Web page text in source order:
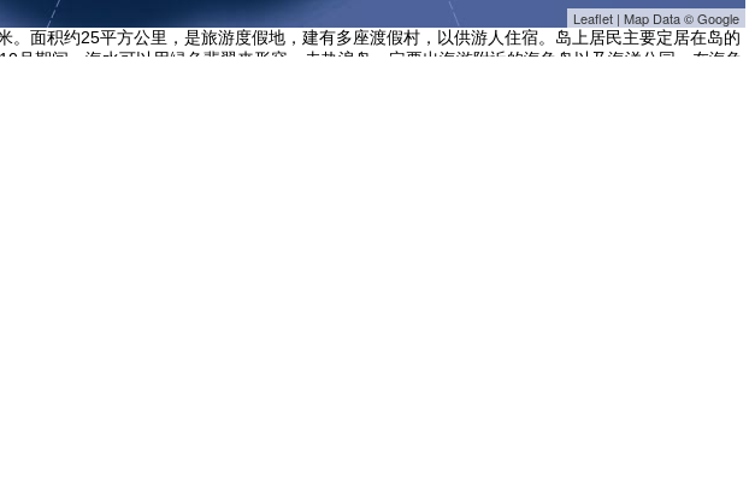
Leaflet | Map Data © Google
面积约25平方公里，是旅游度假地，建有多座渡假村，以供游人住宿。岛上居民主要定居在岛的
期间，海水可以用绿色翡翠来形容。去热浪岛一定要出海游附近的海龟岛以及海洋公园。在海龟